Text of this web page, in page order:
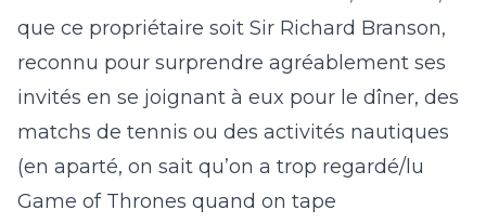
que ce propriétaire soit Sir Richard Branson,
reconnu pour surprendre agréablement ses
invités en se joignant à eux pour le dîner, des
matchs de tennis ou des activités nautiques
(en aparté, on sait qu’on a trop regardé/lu
Game of Thrones quand on tape